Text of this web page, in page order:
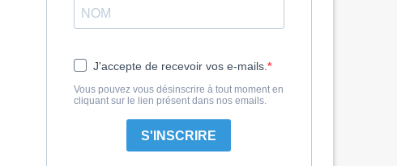
J'accepte de recevoir vos e-mails.
Vous pouvez vous désinscrire à tout moment en
cliquant sur le lien présent dans nos emails.
S'INSCRIRE